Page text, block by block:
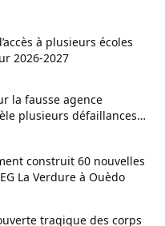
à plusieurs écoles
2026-2027
la fausse agence
plusieurs défaillances
construit 60 nouvelles
La Verdure à Ouèdo
tragique des corps